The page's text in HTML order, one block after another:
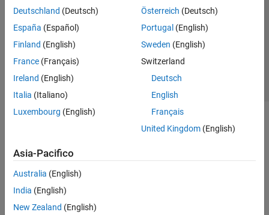
Deutschland (Deutsch)
España (Español)
Finland (English)
France (Français)
Ireland (English)
Italia (Italiano)
Luxembourg (English)
Österreich (Deutsch)
Portugal (English)
Sweden (English)
Switzerland
Deutsch
English
Français
United Kingdom(English)
Asia-Pacifico
Australia (English)
India (English)
New Zealand (English)
Antipirateria
Stato dell'applicazione
Contatti
© 1994-2026 The MathWorks, Inc.